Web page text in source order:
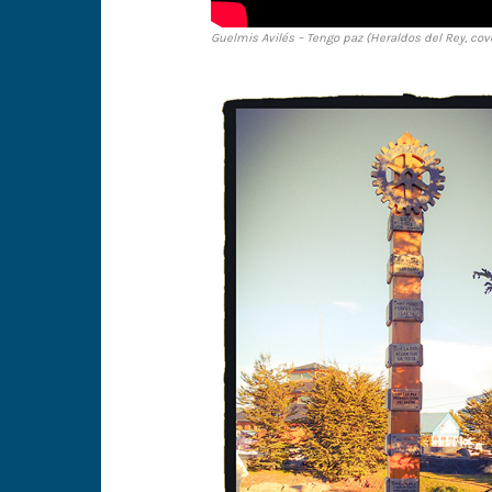
Guelmis Avilés – Tengo paz (Heraldos del Rey,